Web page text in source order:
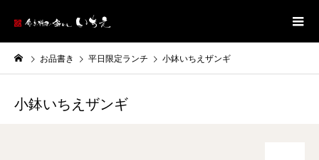
お品書き 平日限定ランチ 小鉢いちえザンギ
小鉢いちえザンギ